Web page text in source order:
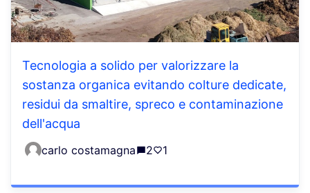
Tecnologia a solido per valorizzare la
sostanza organica evitando colture dedicate,
residui da smaltire, spreco e contaminazione
dell'acqua
carlo costamagna 2 1